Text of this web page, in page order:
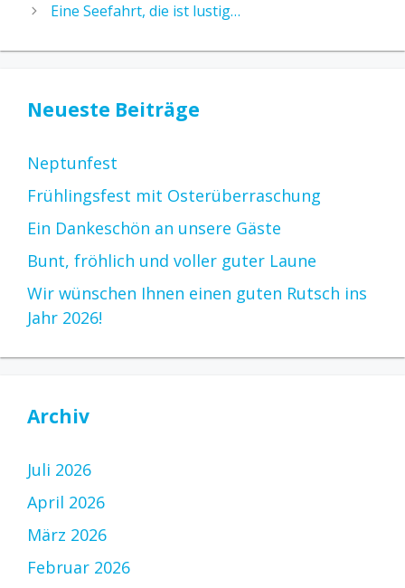
Eine Seefahrt, die ist lustig…
Neueste Beiträge
Neptunfest
Frühlingsfest mit Osterüberraschung
Ein Dankeschön an unsere Gäste
Bunt, fröhlich und voller guter Laune
Wir wünschen Ihnen einen guten Rutsch ins
Jahr 2026!
Archiv
Juli 2026
April 2026
März 2026
Februar 2026